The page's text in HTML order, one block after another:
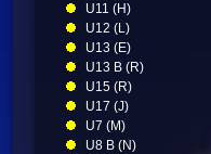
U11 (H)
U12 (L)
U13 (E)
U13 B (R)
U15 (R)
U17 (J)
U7 (M)
U8 B (N)